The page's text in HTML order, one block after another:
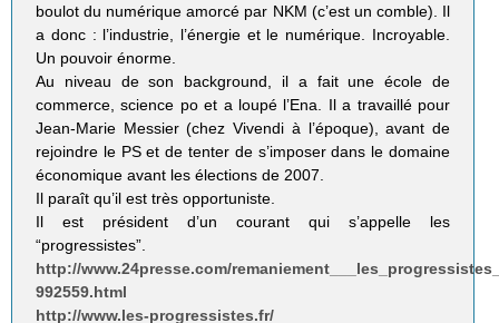
boulot du numérique amorcé par NKM (c’est un comble). Il
a donc : l’industrie, l’énergie et le numérique. Incroyable.
Un pouvoir énorme.
Au niveau de son background, il a fait une école de
commerce, science po et a loupé l’Ena. Il a travaillé pour
Jean-Marie Messier (chez Vivendi à l’époque), avant de
rejoindre le PS et de tenter de s’imposer dans le domaine
économique avant les élections de 2007.
Il paraît qu’il est très opportuniste.
Il est président d’un courant qui s’appelle les
“progressistes”.
http://www.24presse.com/
992559.html
http://www.les-progressistes.fr/